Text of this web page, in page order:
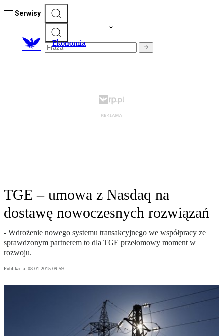
Serwisy
Ekonomia
TGE – umowa z Nasdaq na
dostawę nowoczesnych rozwiązań
- Wdrożenie nowego systemu transakcyjnego we współpracy ze
sprawdzonym partnerem to dla TGE przełomowy moment w
rozwoju.
Publikacja: 08.01.2015 09:59